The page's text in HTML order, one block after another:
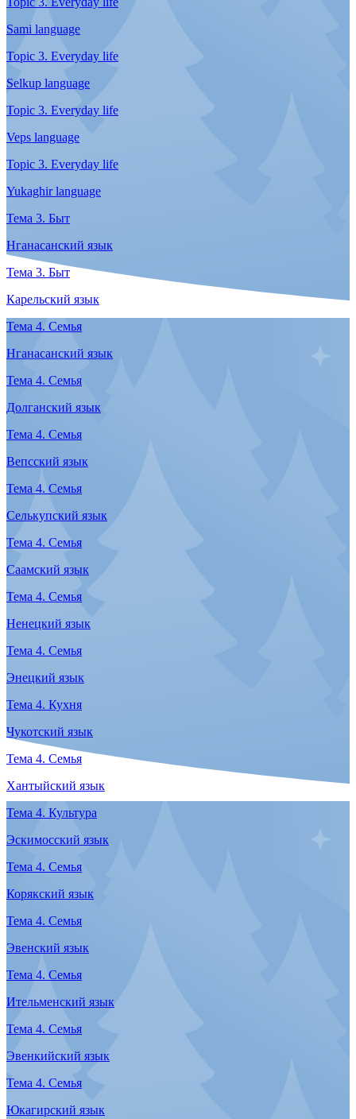
Koryak language
Topic 2. Work
Nenets language
Topic 2. Work
Nganasan language
Topic 2. Work
Sami language
Topic 2. Work
Selkup language
Topic 2. Work
Veps language
Topic 2. Work
Yukaghir language
Тема 2. Работа
Якутский язык
Тема 2. Работа
Карельский язык
Тема 3. Быт
Долганский язык
Тема 3. Быт
Вепсский язык
Тема 3. Быт
Ненецкий язык
Тема 3. Быт
Селькупский язык
Тема 3. Быт
Саамский язык
Тема 3. Быт
Эскимосский язык
Тема 3. Быт
Энецкий язык
Тема 3. Культура
Чукотский язык
Тема 3. Быт
Хантыйский язык
Тема 3. Быт
Корякский язык
Тема 3. Быт
Эвенский язык
Тема 3. Быт
Эвенкийский язык